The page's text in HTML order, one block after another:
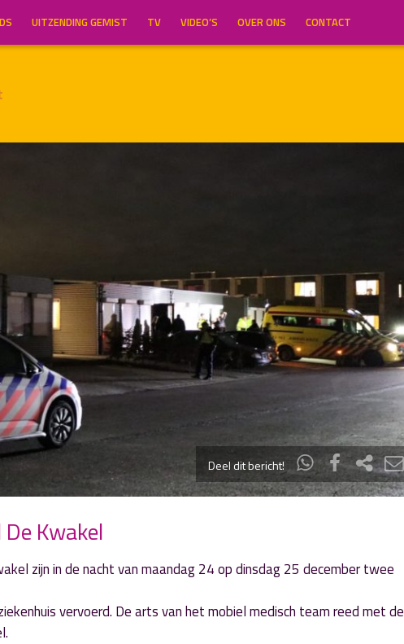
UITZENDING GEMIST TV VIDEO’S OVER ONS CONTACT
Deel dit bericht!
Kwakel
zijn in de nacht van maandag 24 op dinsdag 25 december twee
vervoerd. De arts van het mobiel medisch team reed met de